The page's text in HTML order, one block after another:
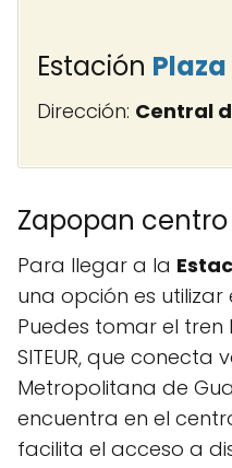
Estación
Dirección: Central
Zapopan
Para llegar a la
una opción es
Puedes tomar el tren
SITEUR, que
Metropolitana de
encuentra en el
facilita el acceso a